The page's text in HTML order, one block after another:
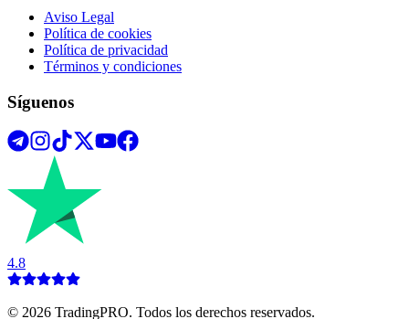
Aviso Legal
Política de cookies
Política de privacidad
Términos y condiciones
Síguenos
4.8
© 2026 TradingPRO. Todos los derechos reservados.